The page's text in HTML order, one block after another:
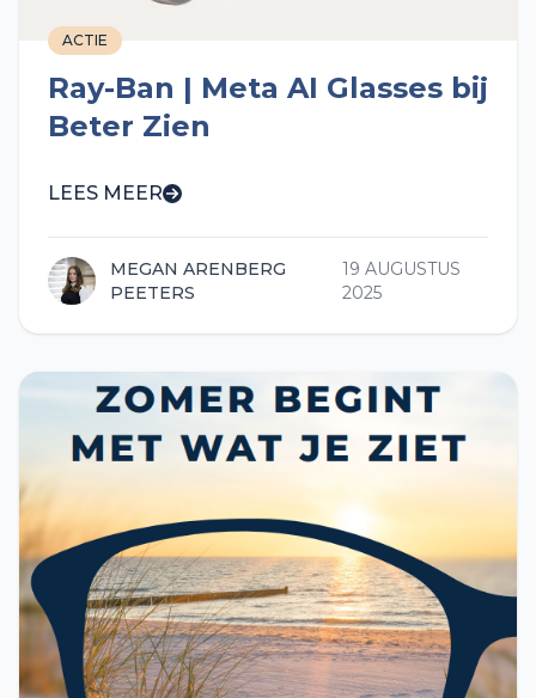
ACTIE
Ray-Ban | Meta AI Glasses bij
Beter Zien
LEES MEER
MEGAN ARENBERG
PEETERS
19 AUGUSTUS
2025